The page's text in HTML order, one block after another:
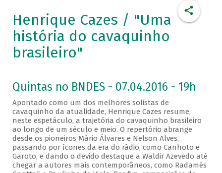
Henrique Cazes / "Uma
história do cavaquinho
brasileiro"
Quintas no BNDES - 07.04.2016 - 19h
Apontado como um dos melhores solistas de
cavaquinho da atualidade, Henrique Cazes resume,
neste espetáculo, a trajetória do cavaquinho brasileiro
ao longo de um século e meio. O repertório abrange
desde os pioneiros Mário Álvares e Nelson Alves,
passando por ícones da era do rádio, como Canhoto e
Garoto, e dando o devido destaque a Waldir Azevedo até
chegar a autores mais contemporâneos, como Radamés